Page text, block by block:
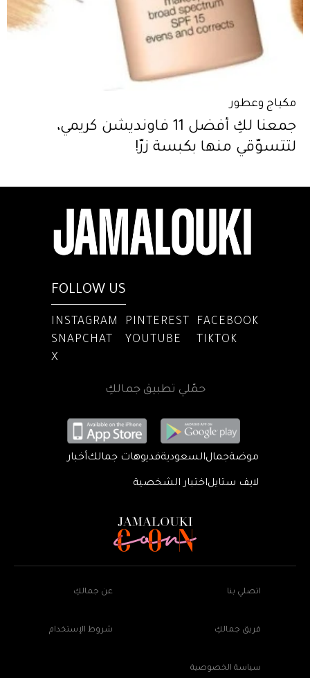
مكياج وعطور
جمعنا لكِ أفضل 11 فاونديشن كريمي،
لتتسوّقي منها بكبسة زرّ!
FOLLOW US
INSTAGRAM PINTEREST
FACEBOOK
SNAPCHAT
YOUTUBE
TIKTOK
X
حمّلي تطبيق جمالكِ
موضةجمالالسعوديةفديوهات جمالكأخبار
لايف ستايلاختبار الشخصية
اتصلي بنا عن جمالكِ
فريق جمالكِ شروط الإستخدام
سياسة الخصوصية